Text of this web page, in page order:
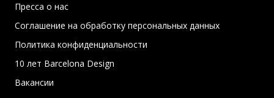
Пресса о нас
Соглашение на обработку персональных данных
Политика конфиденциальности
10 лет Barcelona Design
Вакансии